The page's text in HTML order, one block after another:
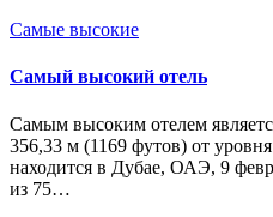
Опубликовано
Самые высокие
Самый высокий отель
Самым высоким отелем
356,33 м (1169 футов) от
находится в Дубае, ОАЭ, 9
из 75…